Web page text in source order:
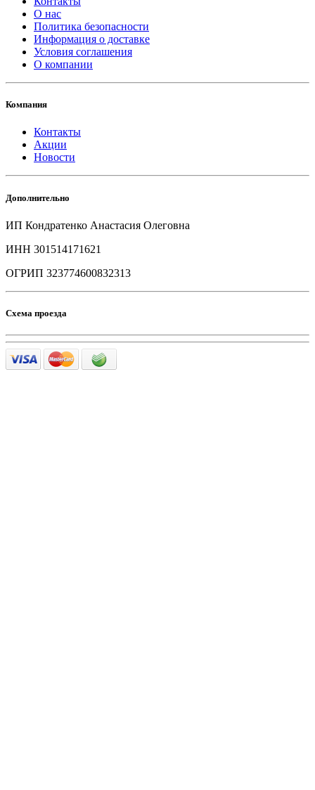
О нас
Политика безопасности
Информация о доставке
Условия соглашения
О компании
Компания
Контакты
Акции
Новости
Дополнительно
ИП Кондратенко Анастасия Олеговна
ИНН 301514171621
ОГРИП 323774600832313
Схема проезда